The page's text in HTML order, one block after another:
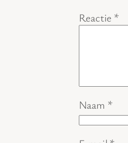
Reactie *
Naam *